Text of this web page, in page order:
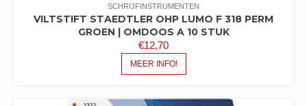
SCHRIJFINSTRUMENTEN
VILTSTIFT STAEDTLER OHP LUMO F 318 PERM
GROEN | OMDOOS A 10 STUK
€12,70
MEER INFO!